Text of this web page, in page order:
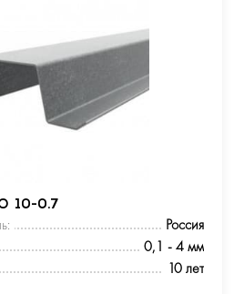
10-0.7
Россия
0,1 - 4 мм
10 лет